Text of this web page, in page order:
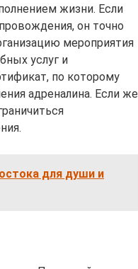
жизни. Если
он точно
мероприятия
услуг и
по которому
адреналина. Если же
для души и